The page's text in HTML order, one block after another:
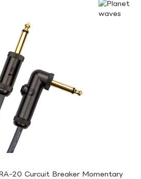
20 Curcuit Breaker Momentary